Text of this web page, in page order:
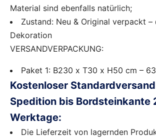
Material sind ebenfalls natürlich;
Zustand: Neu & Original verpackt –
Dekoration
VERSANDVERPACKUNG:
Paket 1: B230 x T30 x H50 cm –
Kostenloser
Spedition bis Bordsteinkante
Werktage:
Die Lieferzeit von lagernden